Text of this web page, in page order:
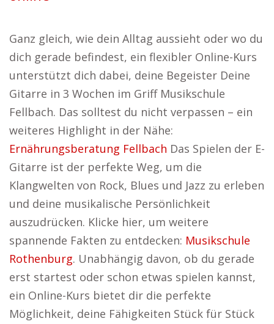
Ganz gleich, wie dein Alltag aussieht oder wo du
dich gerade befindest, ein flexibler Online-Kurs
unterstützt dich dabei, deine Begeister Deine
Gitarre in 3 Wochen im Griff Musikschule
Fellbach. Das solltest du nicht verpassen – ein
weiteres Highlight in der Nähe:
Ernährungsberatung Fellbach Das Spielen der E-
Gitarre ist der perfekte Weg, um die
Klangwelten von Rock, Blues und Jazz zu erleben
und deine musikalische Persönlichkeit
auszudrücken. Klicke hier, um weitere
spannende Fakten zu entdecken: Musikschule
Rothenburg. Unabhängig davon, ob du gerade
erst startest oder schon etwas spielen kannst,
ein Online-Kurs bietet dir die perfekte
Möglichkeit, deine Fähigkeiten Stück für Stück